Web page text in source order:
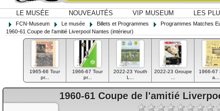
LE MUSÉE NOUVEAUTÉS VIP MUSEUM LES
FCN-Museum Le musée Billets et Programmes
Programmes Matches
1960-61 Coupe de l'amitié Liverpool Nantes (intérieur)
1965-66 Tour
pr...
1966-67 Tour
pr...
2022-23 Youth
L...
2022-23 Groupe
1966-67
a...
1960-61 Coupe de l'amitié